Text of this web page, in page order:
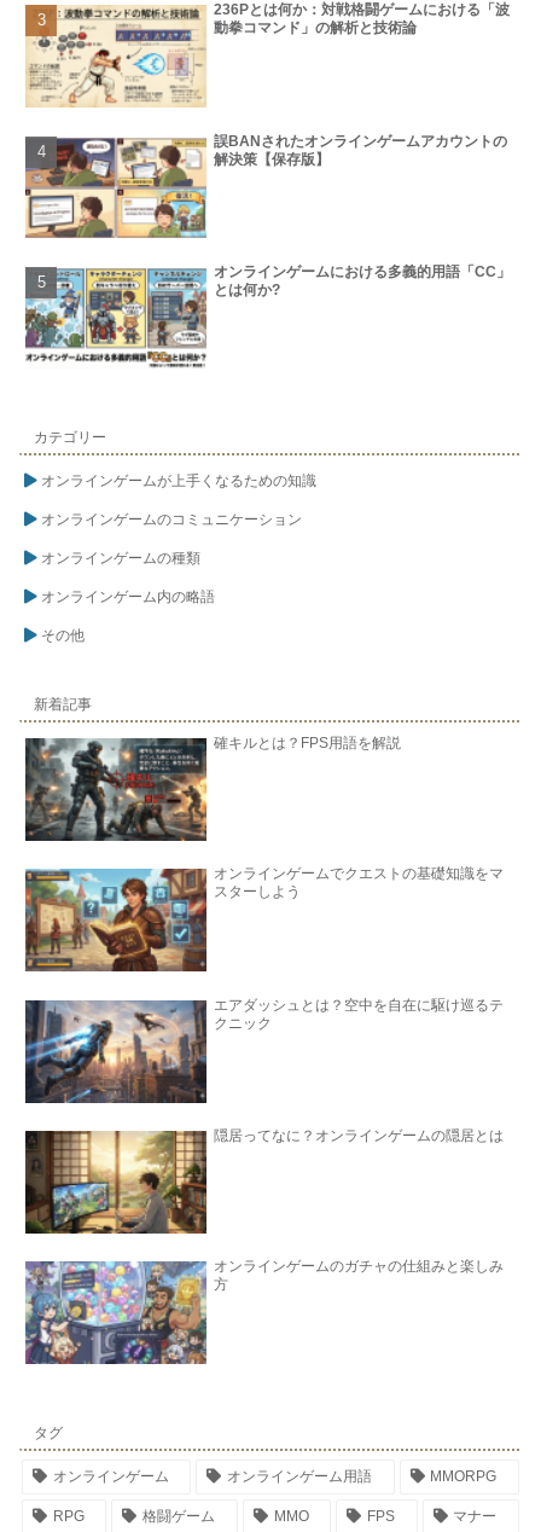
236Pとは何か：対戦格闘ゲームにおける「波
動拳コマンド」の解析と技術論
誤BANされたオンラインゲームアカウントの
解決策【保存版】
オンラインゲームにおける多義的用語「CC」
とは何か?
カテゴリー
オンラインゲームが上手くなるための知識
オンラインゲームのコミュニケーション
オンラインゲームの種類
オンラインゲーム内の略語
その他
新着記事
確キルとは？FPS用語を解説
オンラインゲームでクエストの基礎知識をマ
スターしよう
エアダッシュとは？空中を自在に駆け巡るテ
クニック
隠居ってなに？オンラインゲームの隠居とは
オンラインゲームのガチャの仕組みと楽しみ
方
タグ
オンラインゲーム オンラインゲーム用語 MMORPG
RPG 格闘ゲーム MMO FPS マナー